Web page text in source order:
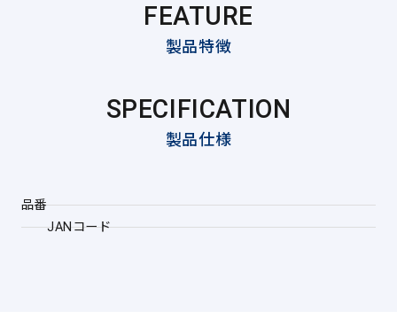
FEATURE
製品特徴
SPECIFICATION
製品仕様
品番
JANコード